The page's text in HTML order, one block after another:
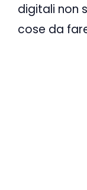
digitali non
cose da